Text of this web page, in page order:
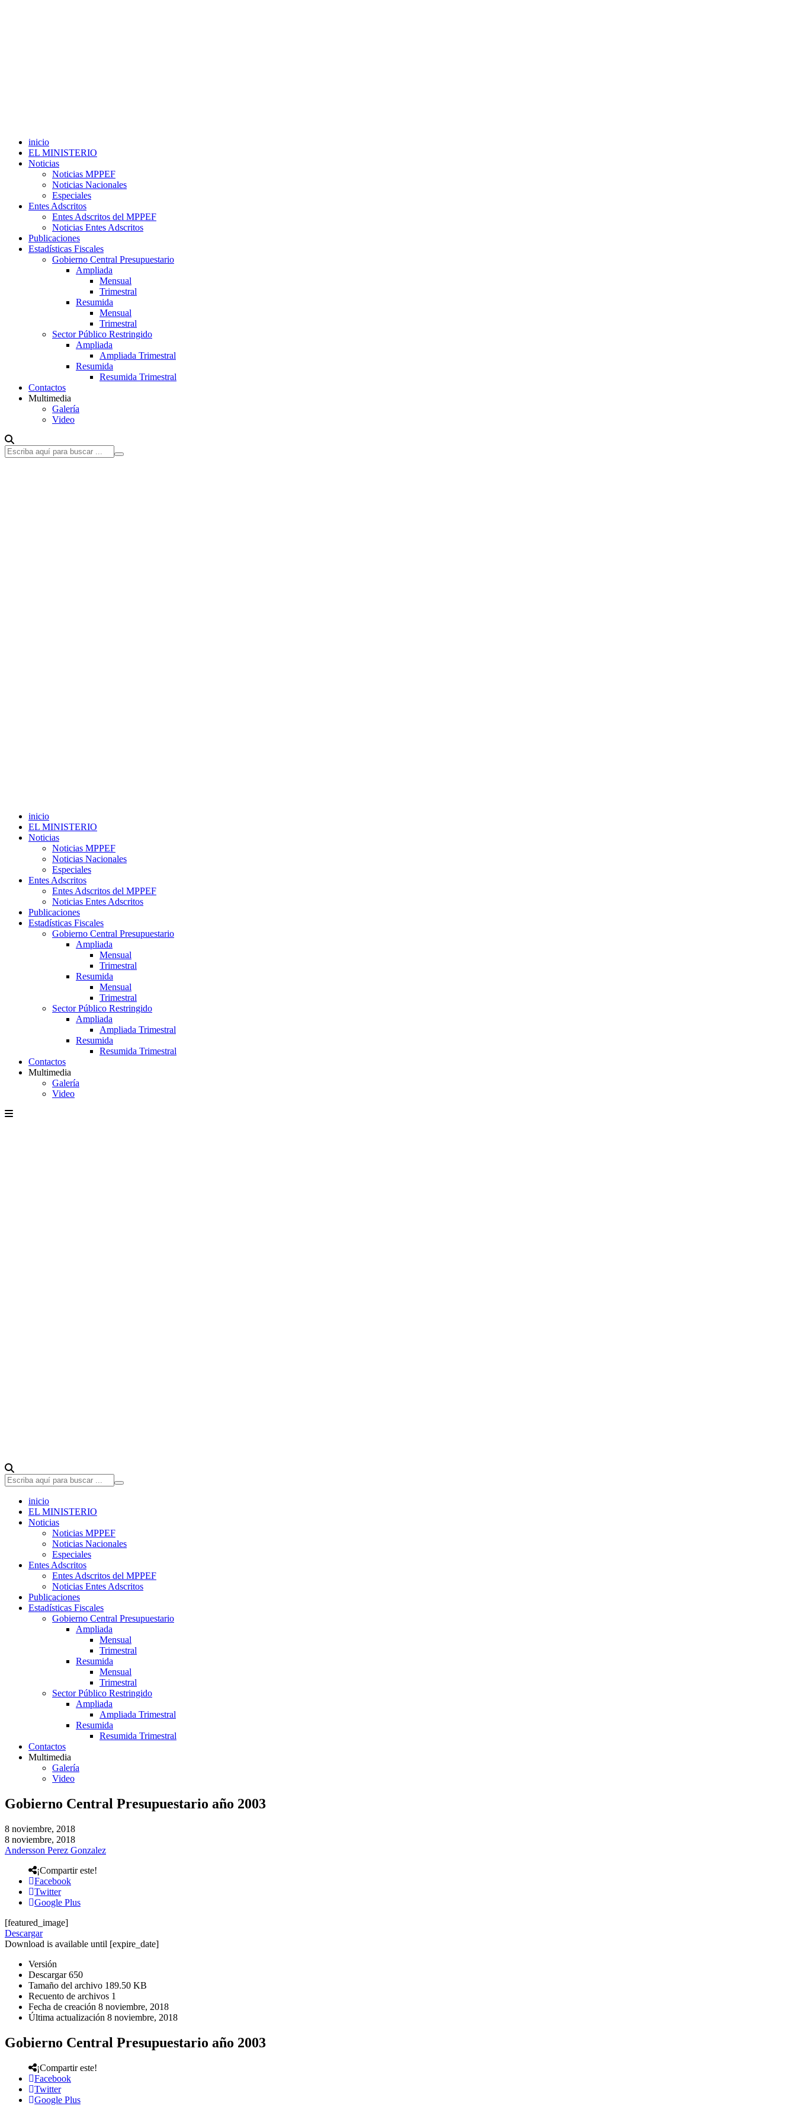
inicio
EL MINISTERIO
Noticias
Noticias MPPEF
Noticias Nacionales
Especiales
Entes Adscritos
Entes Adscritos del MPPEF
Noticias Entes Adscritos
Publicaciones
Estadísticas Fiscales
Gobierno Central Presupuestario
Ampliada
Mensual
Trimestral
Resumida
Mensual
Trimestral
Sector Público Restringido
Ampliada
Ampliada Trimestral
Resumida
Resumida Trimestral
Contactos
Multimedia
Galería
Video
inicio
EL MINISTERIO
Noticias
Noticias MPPEF
Noticias Nacionales
Especiales
Entes Adscritos
Entes Adscritos del MPPEF
Noticias Entes Adscritos
Publicaciones
Estadísticas Fiscales
Gobierno Central Presupuestario
Ampliada
Mensual
Trimestral
Resumida
Mensual
Trimestral
Sector Público Restringido
Ampliada
Ampliada Trimestral
Resumida
Resumida Trimestral
Contactos
Multimedia
Galería
Video
inicio
EL MINISTERIO
Noticias
Noticias MPPEF
Noticias Nacionales
Especiales
Entes Adscritos
Entes Adscritos del MPPEF
Noticias Entes Adscritos
Publicaciones
Estadísticas Fiscales
Gobierno Central Presupuestario
Ampliada
Mensual
Trimestral
Resumida
Mensual
Trimestral
Sector Público Restringido
Ampliada
Ampliada Trimestral
Resumida
Resumida Trimestral
Contactos
Multimedia
Galería
Video
Gobierno Central Presupuestario año 2003
8 noviembre, 2018
8 noviembre, 2018
Andersson Perez Gonzalez
¡Compartir este!
Facebook
Twitter
Google Plus
[featured_image]
Descargar
Download is available until [expire_date]
Versión
Descargar650
Tamaño del archivo 189.50 KB
Recuento de archivos 1
Fecha de creación 8 noviembre, 2018
Última actualización 8 noviembre, 2018
Gobierno Central Presupuestario año 2003
¡Compartir este!
Facebook
Twitter
Google Plus